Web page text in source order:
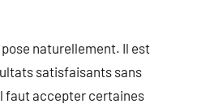
naturellement. Il est
satisfaisants sans
faut accepter certaines